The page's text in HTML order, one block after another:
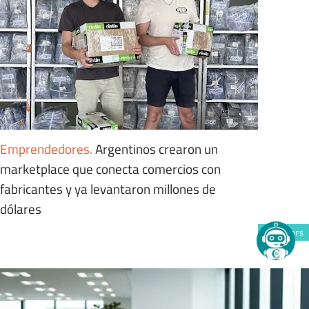
Emprendedores.Argentinos crearon un
marketplace que conecta comercios con
fabricantes y ya levantaron millones de
dólares
Members